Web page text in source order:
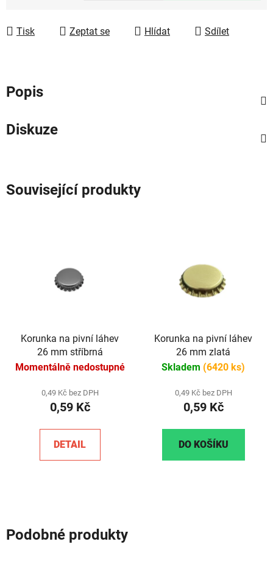
Tisk Zeptat se Hlídat Sdílet
Popis
Diskuze
Související produkty
Korunka na pivní láhev
26 mm stříbrná
Momentálně nedostupné
0,49 Kč bez DPH
0,59 Kč
DETAIL
Korunka na pivní láhev
26 mm zlatá
Skladem (6420 ks)
0,49 Kč bez DPH
0,59 Kč
DO KOŠÍKU
Podobné produkty